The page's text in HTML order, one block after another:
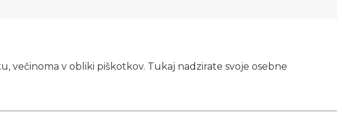
večinoma v obliki piškotkov. Tukaj nadzirate svoje osebne